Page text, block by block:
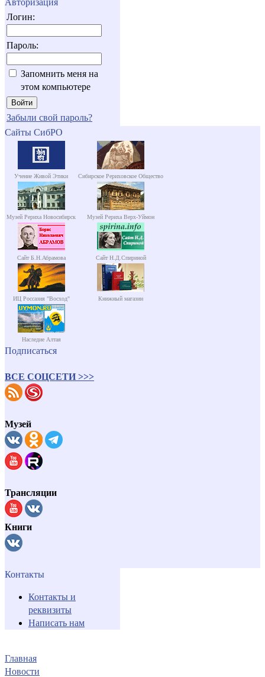
Логин:
Пароль:
Запомнить меня на
этом компьютере
Забыли свой пароль?
Сайты СибРО
Учение Живой Этики Сибирское Рериховское Общество
Музей Рериха Новосибирск Музей Рериха Верх-Уймон
Сайт Б.Н.Абрамова Сайт Н.Д.Спириной
ИЦ Россазия "Восход" Книжный магазин
Наследие Алтая
Подписаться
ВСЕ СОЦСЕТИ >>>
Музей
Трансляции
Книги
Контакты
Контакты и
реквизиты
Написать нам
Главная
Новости